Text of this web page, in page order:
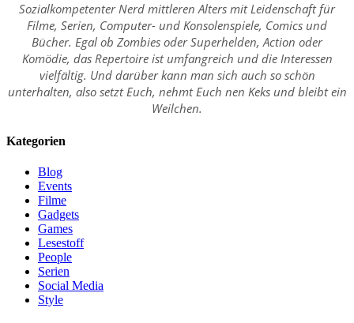
Sozialkompetenter Nerd mittleren Alters mit Leidenschaft für
Filme, Serien, Computer- und Konsolenspiele, Comics und
Bücher. Egal ob Zombies oder Superhelden, Action oder
Komödie, das Repertoire ist umfangreich und die Interessen
vielfältig. Und darüber kann man sich auch so schön
unterhalten, also setzt Euch, nehmt Euch nen Keks und bleibt ein
Weilchen.
Kategorien
Blog
Events
Filme
Gadgets
Games
Lesestoff
People
Serien
Social Media
Style